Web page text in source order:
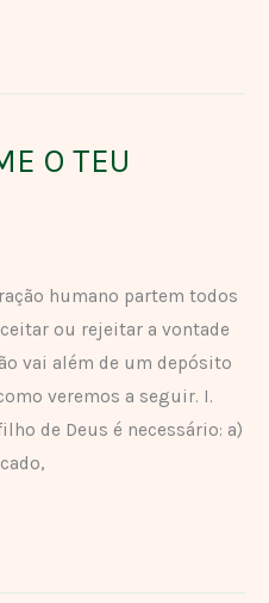
O TEU
humano partem todos
ou rejeitar a vontade
vai além de um depósito
veremos a seguir. I.
de Deus é necessário: a)